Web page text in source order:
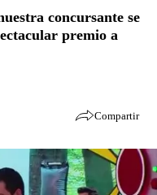
concursante se
premio a
Compartir